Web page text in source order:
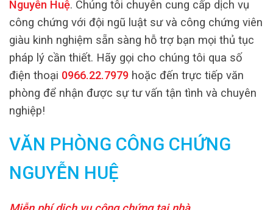
Nguyễn Huệ. Chúng tôi chuyên cung cấp dịch vụ
công chứng với đội ngũ luật sư và công chứng viên
giàu kinh nghiệm sẵn sàng hỗ trợ bạn mọi thủ tục
pháp lý cần thiết. Hãy gọi cho chúng tôi qua số
điện thoại 0966.22.7979 hoặc đến trực tiếp văn
phòng để nhận được sự tư vấn tận tình và chuyên
nghiệp!
VĂN PHÒNG CÔNG CHỨNG
NGUYỄN HUỆ